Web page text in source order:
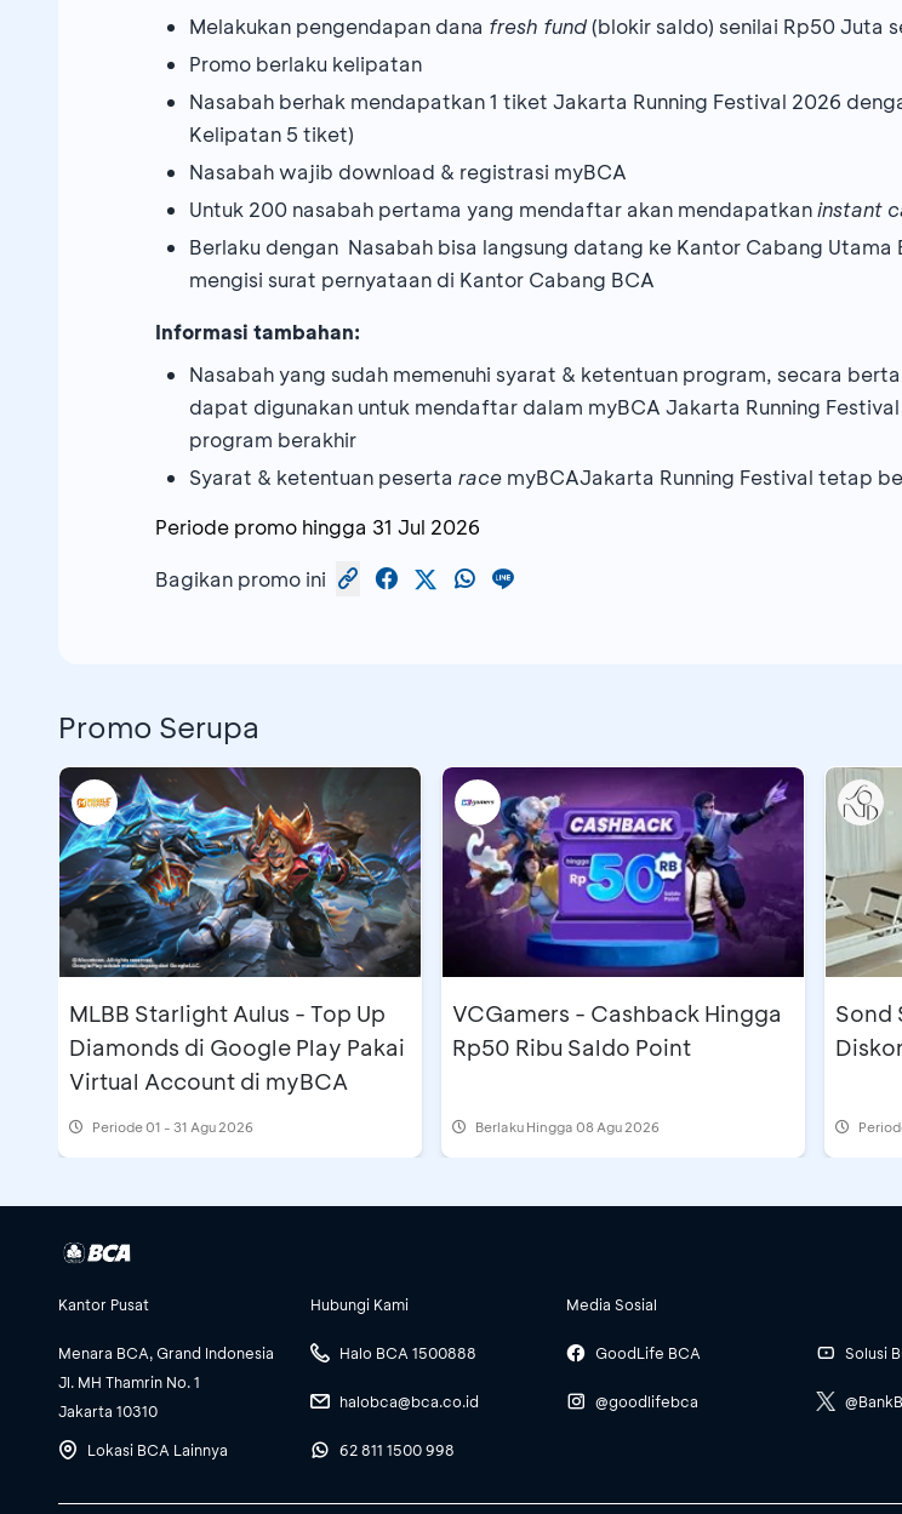
Melakukan pengendapan dana fresh fund(blokir saldo) senilai Rp50 Juta
Promo berlaku kelipatan
Nasabah berhak mendapatkan 1 tiket Jakarta Running Festival 2026
Kelipatan 5 tiket)
Nasabah wajib download & registrasi myBCA
Untuk 200 nasabah pertama yang mendaftar akan mendapatkaninstant
Berlaku dengan Nasabah bisa langsung datang ke Kantor Cabang
mengisi surat pernyataan di Kantor Cabang BCA
Informasi tambahan:
Nasabah yang sudah memenuhi syarat & ketentuan program, secara
dapat digunakan untuk mendaftar dalam myBCA Jakarta Running
program berakhir
Syarat & ketentuan peserta race myBCAJakarta Running Festival tetap
Periode promo hingga 31 Jul 2026
Bagikan promo ini
Promo Serupa
MLBB Starlight Aulus - Top Up
Diamonds di Google Play Pakai
Virtual Account di myBCA
Periode01 - 31 Agu 2026
VCGamers - Cashback Hingga
Rp50 Ribu Saldo Point
Berlaku Hingga 08 Agu 2026
Sond
Kantor Pusat
Menara BCA, Grand Indonesia
Jl. MH Thamrin No. 1
Jakarta 10310
Lokasi BCA Lainnya
Hubungi Kami
Halo BCA 1500888
halobca@bca.co.id
62 811 1500 998
Media Sosial
GoodLife BCA
@goodlifebca
Solusi